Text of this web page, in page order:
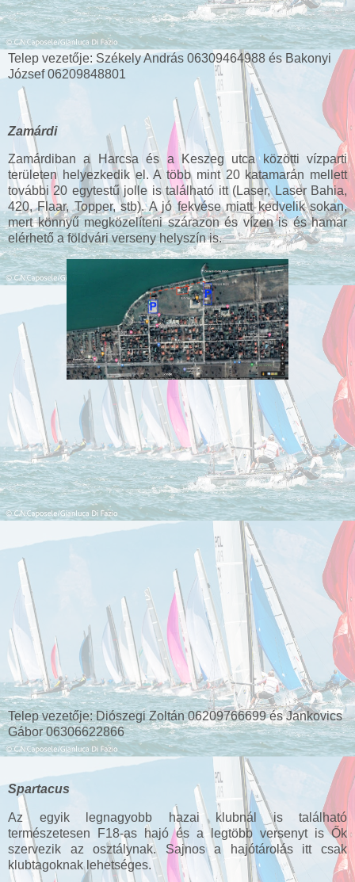
Telep vezetője: Székely András 06309464988 és Bakonyi
József 06209848801
Zamárdi
Zamárdiban a Harcsa és a Keszeg utca közötti vízparti
területen helyezkedik el. A több mint 20 katamarán mellett
további 20 egytestű jolle is található itt (Laser, Laser Bahia,
420, Flaar, Topper, stb). A jó fekvése miatt kedvelik sokan,
mert könnyű megközelíteni szárazon és vízen is és hamar
elérhető a földvári verseny helyszín is.
Telep vezetője: Diószegi Zoltán 06209766699 és Jankovics
Gábor 06306622866
Spartacus
Az egyik legnagyobb hazai klubnál is található
természetesen F18-as hajó és a legtöbb versenyt is Ők
szervezik az osztálynak. Sajnos a hajótárolás itt csak
klubtagoknak lehetséges.